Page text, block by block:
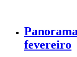
fevereiro